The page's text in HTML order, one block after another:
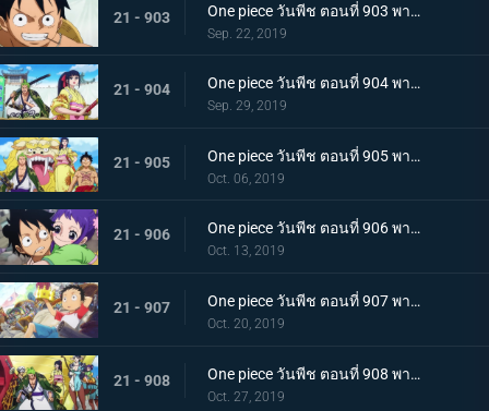
21 - 903 One piece วันพีช ตอนที่ 903 พากย์ไทย ตัดสินผลซูโม่ หมวกฟาง vs โยโกสุนะสุดแกร่ง!
Sep. 22, 2019
21 - 904 One piece วันพีช ตอนที่ 904 พากย์ไทย ลูฟี่เดือดจัด ช่วยทามะจากอันตราย!
Sep. 29, 2019
21 - 905 One piece วันพีช ตอนที่ 905 พากย์ไทย การชิงโอทามะคืน! ศึกอันดุเดือดกับโฮลด์เดม!
Oct. 06, 2019
21 - 906 One piece วันพีช ตอนที่ 906 พากย์ไทย ดวลตัวต่อตัว ระหว่างหมอผีกับหมอแห่งความตาย!
Oct. 13, 2019
21 - 907 One piece วันพีช ตอนที่ 907 พากย์ไทย ตอนพิเศษ ฉลองวันพีซครบรอบ 20 ปี "โรแมนซ์ดอวน์"
Oct. 20, 2019
21 - 908 One piece วันพีช ตอนที่ 908 พากย์ไทย เรือสมบัติมาถึงแล้ว ลูฟี่ทาโร่แทนคุณ!
Oct. 27, 2019